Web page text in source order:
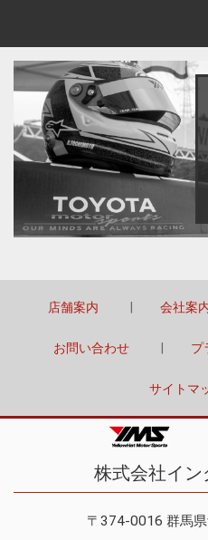
店舗案内 会社案
お問い合わせ プ
サイトマ
株式会社イ
〒374-0016 群馬